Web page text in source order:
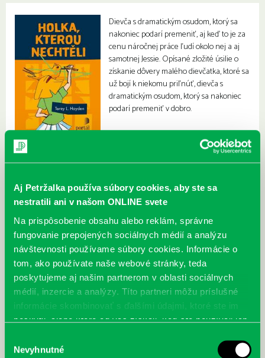
Aj Petržalka používa súbory cookies, aby ste sa
nestratili ani v našom ONLINE svete
Na prispôsobenie obsahu alebo reklám, správne
fungovanie prepojených sociálnych médií a analýzu
návštevnosti používame súbory cookies. Informácie o
tom, ako používate naše webové stránky, teda
poskytujeme aj našim partnerom v oblasti sociálnych
médií, inzercie a analýzy. Títo partneri môžu príslušné
informácie skombinovať s ďalšími údajmi, ktoré ste im
poskytli, alebo ktoré od vás získali, keď ste používali ich
súhlasu
Nevyhnutné
Dievča s dramatickým osudom, ktorý sa
nakoniec podarí premeniť, aj keď to je za
cenu náročnej práce ľudí okolo nej a aj
samotnej Jessie. Opísané zložité úsilie o
získanie dôvery malého dievčatka, ktoré sa
už bojí k niekomu priľnúť, dievča s
dramatickým osudom, ktorý sa nakoniec
podarí premeniť v dobro.